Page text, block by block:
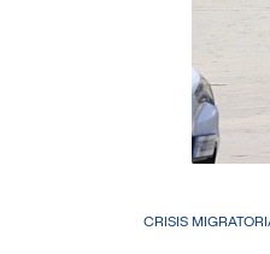
CRISIS